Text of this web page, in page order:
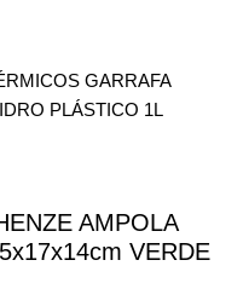
GARRAFA
PLÁSTICO 1L
AMPOLA
VERDE